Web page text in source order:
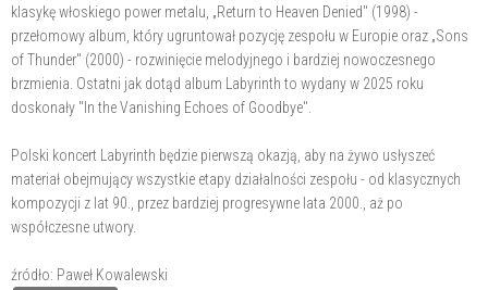
klasykę włoskiego power metalu, „Return to Heaven Denied" (1998) -
przełomowy album, który ugruntował pozycję zespołu w Europie oraz „Sons
of Thunder" (2000) - rozwinięcie melodyjnego i bardziej nowoczesnego
brzmienia. Ostatni jak dotąd album Labyrinth to wydany w 2025 roku
doskonały "In the Vanishing Echoes of Goodbye".
Polski koncert Labyrinth będzie pierwszą okazją, aby na żywo usłyszeć
materiał obejmujący wszystkie etapy działalności zespołu - od klasycznych
kompozycji z lat 90., przez bardziej progresywne lata 2000., aż po
współczesne utwory.
źródło: Paweł Kowalewski